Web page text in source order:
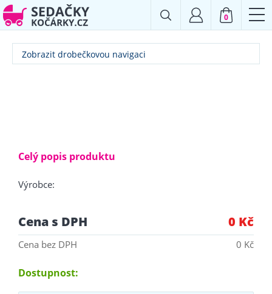
0
Zobrazit drobečkovou navigaci
Celý popis produktu
Výrobce:
Cena s DPH 0 Kč
Cena bez DPH 0 Kč
Dostupnost: